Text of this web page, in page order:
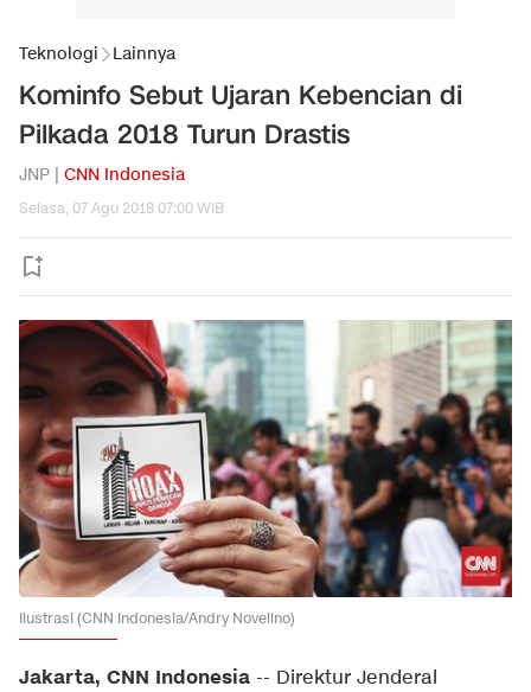
Teknologi Lainnya
Kominfo Sebut Ujaran Kebencian di
Pilkada 2018 Turun Drastis
JNP | CNN Indonesia
Selasa, 07 Agu 2018 07:00 WIB
Ilustrasi (CNN Indonesia/Andry Novelino)
Jakarta, CNN Indonesia -- Direktur Jenderal